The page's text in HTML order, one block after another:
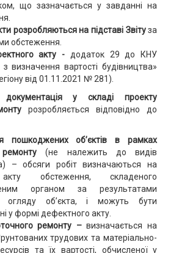
що зазначається у завданні на
розробляються на підставі Звітуза
обстеження.
акту - додаток 29 до КНУ
визначення вартості будівництва»
від 01.11.2021 № 281).
у складі проекту
розробляється відповідно до
пошкоджених об’єктів в рамках
ремонту(не належить до видів
– обсяги робіт визначаються на
акту обстеження, складеного
органом за результатами
огляду об’єкта, і можуть бути
у формі дефектного акту.
ремонту –визначається на
трудових та матеріально-
та їх вартості, обчисленої у